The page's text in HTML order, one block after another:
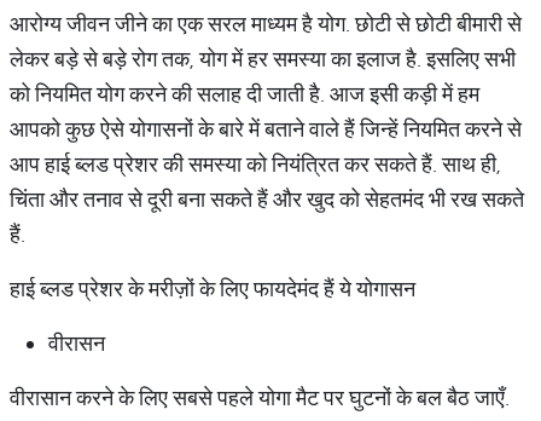
आरोग्य जीवन जीने का एक सरल माध्यम है योग. छोटी से छोटी बीमारी से
लेकर बड़े से बड़े रोग तक, योग में हर समस्या का इलाज है. इसलिए सभी
को नियमित योग करने की सलाह दी जाती है. आज इसी कड़ी में हम
आपको कुछ ऐसे योगासनों के बारे में बताने वाले हैं जिन्हें नियमित करने से
आप हाई ब्लड प्रेशर की समस्या को नियंत्रित कर सकते हैं. साथ ही,
चिंता और तनाव से दूरी बना सकते हैं और खुद को सेहतमंद भी रख सकते
हैं.
हाई ब्लड प्रेशर के मरीज़ों के लिए फायदेमंद हैं ये योगासन
वीरासन
वीरासान करने के लिए सबसे पहले योगा मैट पर घुटनों के बल बैठ जाएँ.